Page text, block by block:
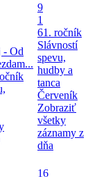
- Od
9
1
61. ročník
Slávností
spevu,
hudby a
tanca
Červeník
Zobraziť
všetky
záznamy z
dňa
16